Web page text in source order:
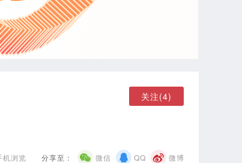
关注(4)
机浏览 分享至： 微信 QQ 微博